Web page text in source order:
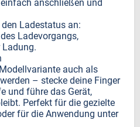
anschließen und
Ladestatus an:
Ladevorgangs,
auch als
– stecke deine Finger
und führe das Gerät,
Perfekt für die gezielte
für die Anwendung unter